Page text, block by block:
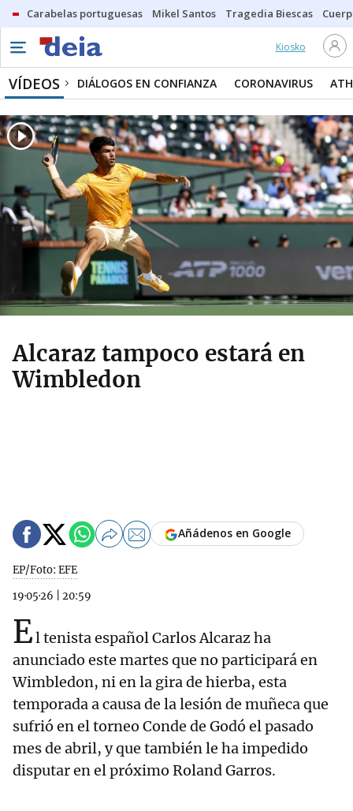
Carabelas portuguesas Mikel Santos Tragedia Biescas
Kiosko
VÍDEOS DIÁLOGOS EN CONFIANZA CORONAVIRUS
Alcaraz tampoco estará en
Wimbledon
EP/Foto: EFE
19·05·26
20:59
Añádenos en Google
El tenista español Carlos Alcaraz ha
anunciado este martes que no participará en
Wimbledon, ni en la gira de hierba, esta
temporada a causa de la lesión de muñeca que
sufrió en el torneo Conde de Godó el pasado
mes de abril, y que también le ha impedido
disputar en el próximo Roland Garros.